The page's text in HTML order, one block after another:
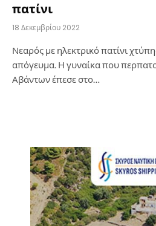
πατίνι
18 Δεκεμβρίου 2022
Νεαρός με ηλεκτρικό πατίνι
απόγευμα. Η γυναίκα που
Αβάντων έπεσε στο…